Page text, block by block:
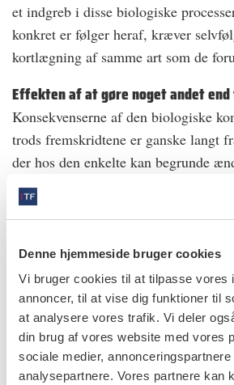
Denne hjemmeside bruger cookies
Vi bruger cookies til at tilpasse vores
annoncer, til at vise dig funktioner til
at analysere vores trafik. Vi deler
din brug af vores website med vores
sociale medier, annonceringspartnere
analysepartnere. Vores partnere kan
et indgreb i disse biologiske
konkret er følger heraf, kræver
kortlægning af samme art som de
Effekten af at gøre noget andet
Konsekvenserne af den biologiske
trods fremskridtene er ganske langt
der hos den enkelte kan begrunde
om diagnostik og heraf afledt
Selvom vi nu kan karakterisere hver
biologisk forskellig fra enhver anden
efterfølgende som følge af de
skal vi jo vide, om et givet indgreb
formodes at gavne den enkelte.
Den viden får vi kun ved at have